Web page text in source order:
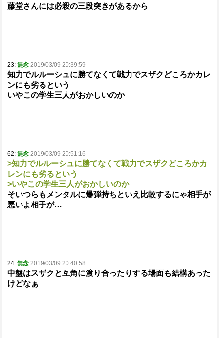
藤堂さんには必殺の三段突きがあるから
23: 無念 2019/03/09 20:39:59
知力でルルーシュに勝てなくて戦力でスザクどころかカレ
ンにも劣るという
いやこの学生三人がおかしいのか
62: 無念 2019/03/09 20:51:16
>知力でルルーシュに勝てなくて戦力でスザクどころかカ
レンにも劣るという
>いやこの学生三人がおかしいのか
そいつらもメンタルに爆弾持ちといえ比較するにゃ相手が
悪いよ相手が…
24: 無念 2019/03/09 20:40:58
中盤はスザクと互角に渡り合ったりする場面も結構あった
けどなぁ